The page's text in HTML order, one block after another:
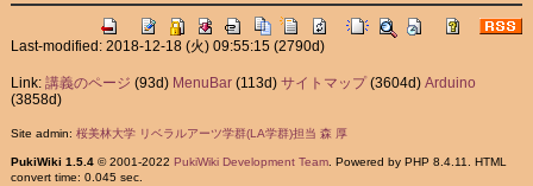
Last-modified: 2018-12-18 (火) 09:55:15(2790d)
Link: 講義のページ (93d) MenuBar(113d) サイトマップ(3604d) Arduino
(3858d)
Site admin: 桜美林大学 リベラルアーツ学群(LA学群)担当 森 厚
PukiWiki 1.5.4© 2001-2022 PukiWiki Development Team. Powered by PHP 8.4.11. HTML
convert time: 0.045 sec.